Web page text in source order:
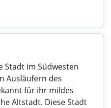
Stadt im Südwesten
Ausläufern des
für ihr mildes
Altstadt. Diese Stadt